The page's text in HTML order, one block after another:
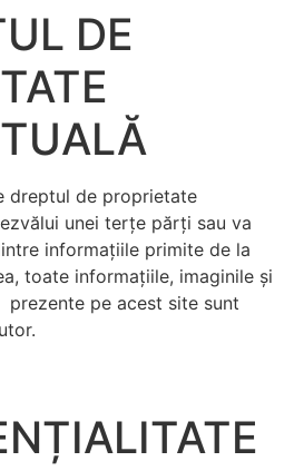
DE
dreptul de proprietate
unei terţe părţi sau va
informaţiile primite de la
toate informaţiile, imaginile şi
pe acest site sunt